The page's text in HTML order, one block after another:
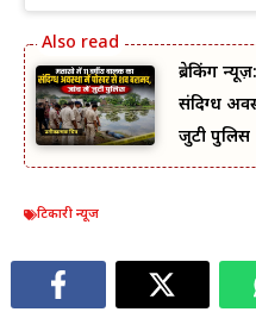
ब्रेकिंग
संदिग्ध
जुटी पुलिस
टिकारी न्यूज